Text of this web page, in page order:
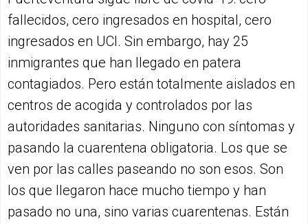
fallecidos, cero ingresados en hospital, cero
ingresados en UCI. Sin embargo, hay 25
inmigrantes que han llegado en patera
contagiados. Pero están totalmente aislados en
centros de acogida y controlados por las
autoridades sanitarias. Ninguno con síntomas y
pasando la cuarentena obligatoria. Los que se
ven por las calles paseando no son esos. Son
los que llegaron hace mucho tiempo y han
pasado no una, sino varias cuarentenas. Están